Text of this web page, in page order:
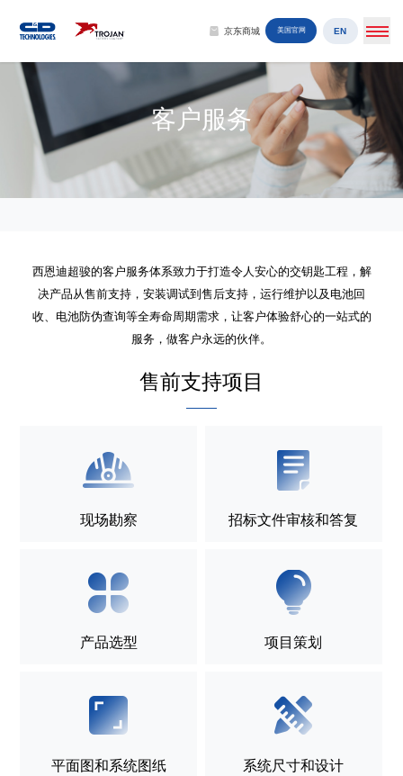
京东商城 美国官网 EN
客户服务
西恩迪超骏的客户服务体系致力于打造令人安心的交钥匙工程，解
决产品从售前支持，安装调试到售后支持，运行维护以及电池回
收、电池防伪查询等全寿命周期需求，让客户体验舒心的一站式的
服务，做客户永远的伙伴。
售前支持项目
现场勘察 招标文件审核和答复
产品选型 项目策划
平面图和系统图纸 系统尺寸和设计